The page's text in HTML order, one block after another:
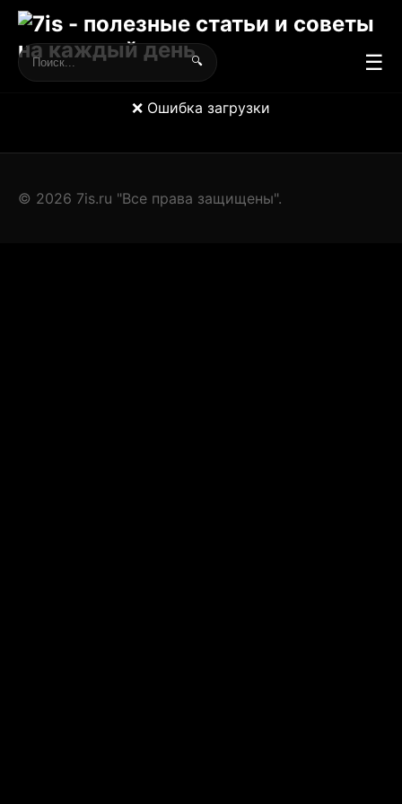
🔍 ☰
❌ Ошибка загрузки
© 2026 7is.ru "Все права защищены".